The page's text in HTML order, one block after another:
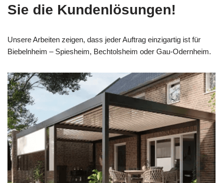
Sie die Kundenlösungen!
Unsere Arbeiten zeigen, dass jeder Auftrag einzigartig ist für
Biebelnheim – Spiesheim, Bechtolsheim oder Gau-Odernheim.